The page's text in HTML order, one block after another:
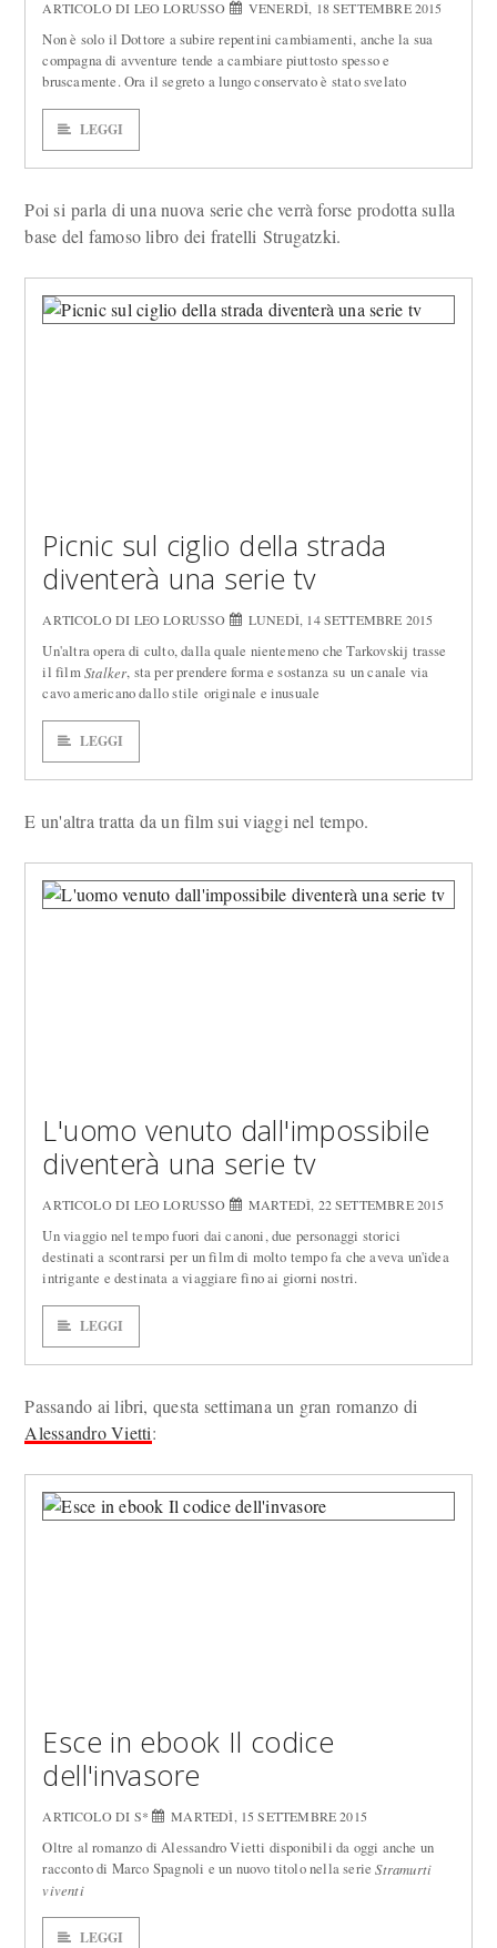
ARTICOLO DI LEO LORUSSO VENERDÌ, 18 SETTEMBRE 2015
Non è solo il Dottore a subire repentini cambiamenti, anche la sua
compagna di avventure tende a cambiare piuttosto spesso e
bruscamente. Ora il segreto a lungo conservato è stato svelato
LEGGI
Poi si parla di una nuova serie che verrà forse prodotta sulla
base del famoso libro dei fratelli Strugatzki.
Picnic sul ciglio della strada
diventerà una serie tv
ARTICOLO DI LEO LORUSSO LUNEDÌ, 14 SETTEMBRE 2015
Un'altra opera di culto, dalla quale nientemeno che Tarkovskij trasse
il filmStalker, sta per prendere forma e sostanza su un canale via
cavo americano dallo stile originale e inusuale
LEGGI
E un'altra tratta da un film sui viaggi nel tempo.
L'uomo venuto dall'impossibile
diventerà una serie tv
ARTICOLO DI LEO LORUSSO MARTEDÌ, 22 SETTEMBRE 2015
Un viaggio nel tempo fuori dai canoni, due personaggi storici
destinati a scontrarsi per un film di molto tempo fa che aveva un'idea
intrigante e destinata a viaggiare fino ai giorni nostri.
LEGGI
Passando ai libri, questa settimana un gran romanzo di
Alessandro Vietti:
Esce in ebook Il codice
dell'invasore
ARTICOLO DI S* MARTEDÌ, 15 SETTEMBRE 2015
Oltre al romanzo di Alessandro Vietti disponibili da oggi anche un
racconto di Marco Spagnoli e un nuovo titolo nella serieStramurti
viventi
LEGGI